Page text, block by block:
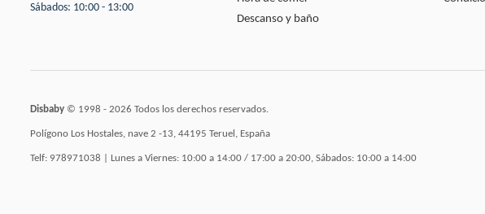
Sábados: 10:00 - 13:00
Descanso y baño
Disbaby © 1998 - 2026 Todos los derechos reservados.
Polígono Los Hostales, nave 2 -13, 44195 Teruel, España
Telf: 978971038 | Lunes a Viernes: 10:00 a 14:00 / 17:00 a 20:00, Sábados: 10:00 a 14:00